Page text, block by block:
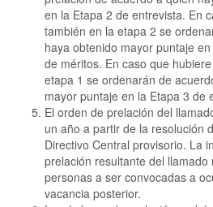
en la Etapa 2 de entrevista. En
también en la etapa 2 se
haya obtenido mayor puntaje
de méritos. En caso que
etapa 1 se ordenarán de
mayor puntaje en la Etapa 3 de
El orden de prelación del
un año a partir de la resolución
Directivo Central provisorio. La
prelación resultante del
personas a ser convocadas a
vacancia posterior.